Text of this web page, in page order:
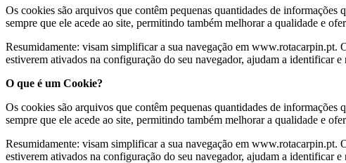
Os cookies são arquivos que contêm pequenas quantidades de
sempre que ele acede ao site, permitindo também melhorar a qualidade e
Resumidamente: visam simplificar a sua navegação em www.rotacarpin.pt.
estiverem ativados na configuração do seu navegador, ajudam a identificar
O que é um Cookie?
Os cookies são arquivos que contêm pequenas quantidades de
sempre que ele acede ao site, permitindo também melhorar a qualidade e
Resumidamente: visam simplificar a sua navegação em www.rotacarpin.pt.
estiverem ativados na configuração do seu navegador, ajudam a identificar